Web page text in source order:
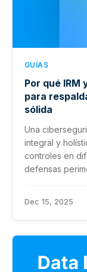
GUÍAS
Por qué IRM
para
sólida
Una
integral y
controles en
defensas
Dec 15, 2025